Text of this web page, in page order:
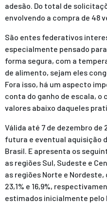
adesão. Do total de
envolvendo a compra de 48
São entes federativos
especialmente pensado
forma segura, com a
de alimento, sejam eles
Fora isso, há um aspecto
conta do ganho de escala, o
valores abaixo daqueles
Válida até 7 de dezembro de
futura e eventual aquisição
Brasil. E apresenta os
as regiões Sul, Sudeste e
as regiões Norte e
23,1% e 16,9%,
estimados inicialmente pelo